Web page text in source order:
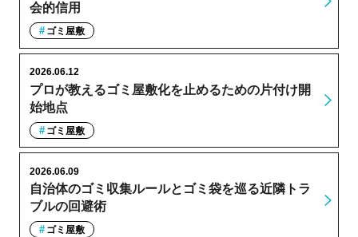
会的信用
ゴミ屋敷
プロが教えるゴミ屋敷化を止めるための片付け開
始地点
2026.06.12
ゴミ屋敷
自治体のゴミ収集ルールとゴミ袋を巡る近隣トラ
ブルの回避術
2026.06.09
ゴミ屋敷